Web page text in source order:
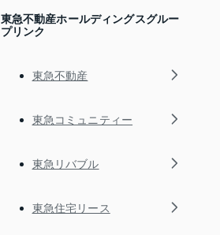
東急不動産ホールディングスグルー
プリンク
東急不動産
東急コミュニティー
東急リバブル
東急住宅リース